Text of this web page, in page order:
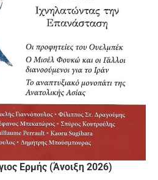
Ερμής (Άνοιξη 2026)